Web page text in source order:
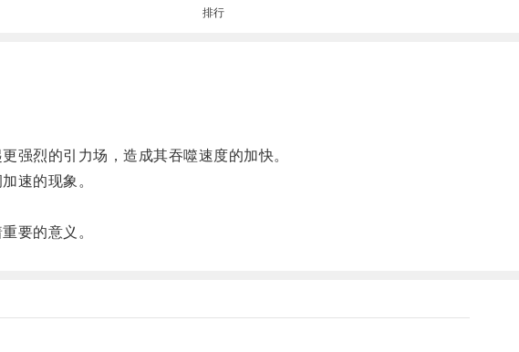
排行
烈的引力场，造成其吞噬速度的加快。
速的现象。
要的意义。